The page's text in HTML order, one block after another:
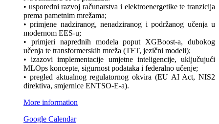
• usporedni razvoj računarstva i elektroenergetike te tranzicija
prema pametnim mrežama;
• primjene nadziranog, nenadziranog i podržanog učenja u
modernom EES-u;
• primjeri naprednih modela poput XGBoost-a, dubokog
učenja te transformerskih mreža (TFT, jezični modeli);
• izazovi implementacije umjetne inteligencije, uključujući
MLOps koncepte, sigurnost podataka i federalno učenje;
• pregled aktualnog regulatornog okvira (EU AI Act, NIS2
direktiva, smjernice ENTSO-E-a).
More information
Google Calendar